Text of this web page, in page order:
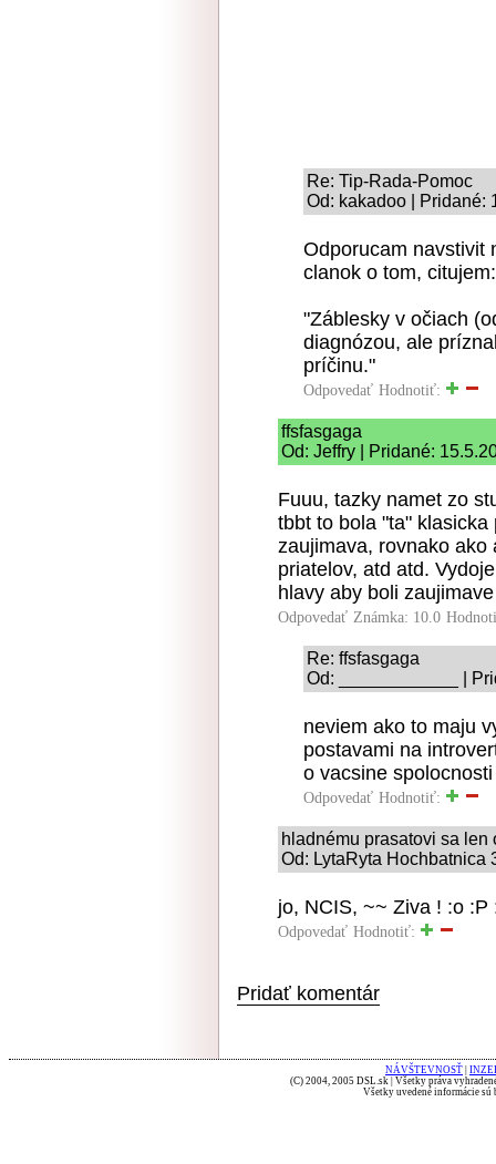
Re: Tip-Rada-Pomoc
Od: kakadoo | Pridané:
Odporucam navstivit
clanok o tom, citujem:
"Záblesky v očiach
diagnózou, ale
príčinu."
Odpovedať Hodnotiť:
ffsfasgaga
Od: Jeffry | Pridané:
Fuuu, tazky namet zo
tbbt to bola "ta"
zaujimava, rovnako ako
priatelov, atd atd.
hlavy aby boli
Odpovedať Známka: 10.0
Re: ffsfasgaga
Od: ____________ |
neviem ako to maju
postavami na
o vacsine
Odpovedať Hodnotiť:
hladnému prasatovi sa len
Od: LytaRyta Hochbatnica
jo, NCIS, ~~ Ziva ! :o :P
Odpovedať Hodnotiť:
Pridať komentár
NÁVŠTEVNOSŤ
(C) 2004, 2005 DSL.sk | Všetky práva
Všetky uvedené informácie sú